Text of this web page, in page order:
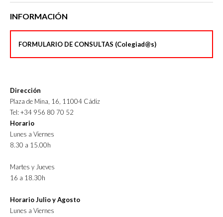
INFORMACIÓN
FORMULARIO DE CONSULTAS (Colegiad@s)
Dirección
Plaza de Mina, 16, 11004 Cádiz
Tel: +34 956 80 70 52
Horario
Lunes a Viernes
8.30 a 15.00h
Martes y Jueves
16 a 18.30h
Horario Julio y Agosto
Lunes a Viernes